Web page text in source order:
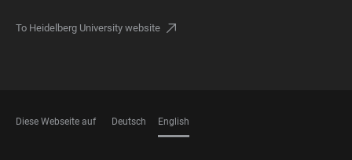
To Heidelberg University website
Diese Webseite auf Deutsch English